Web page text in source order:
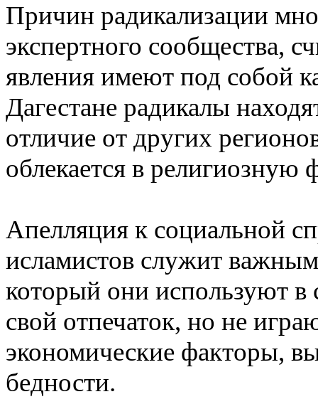
Причин радикализации
экспертного сообщества,
явления имеют под собой
Дагестане радикалы
отличие от других
облекается в религиозную
Апелляция к социальной
исламистов служит
который они используют
свой отпечаток, но не
экономические факторы,
бедности.